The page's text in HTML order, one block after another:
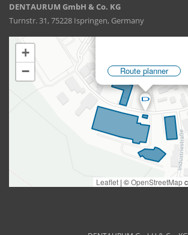
DENTAURUM GmbH & Co. KG
Turnstr. 31, 75228 Ispringen, Germany